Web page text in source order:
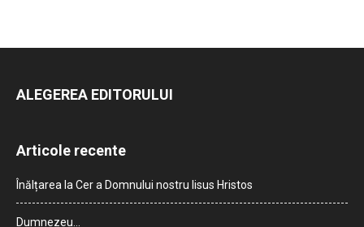
ALEGEREA EDITORULUI
Articole recente
Înălțarea la Cer a Domnului nostru Iisus Hristos
Dumnezeu…